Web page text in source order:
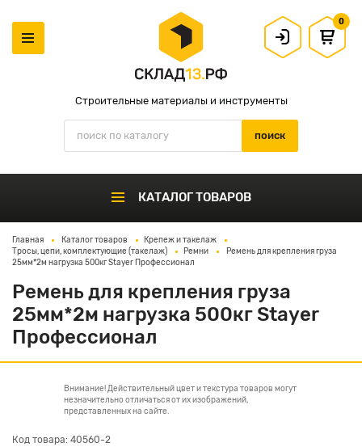
Строительные материалы и инструменты
0
КАТАЛОГ ТОВАРОВ
Главная Каталог товаров
Крепеж и такелаж
Тросы, цепи, комплектующие (такелаж)
Ремни
Ремень для крепления груза
25мм*2м нагрузка 500кг Stayer Профессионал
Ремень для крепления груза
25мм*2м нагрузка 500кг Stayer
Профессионал
Внимание! Действительный цвет и текстура товаров могут
незначительно отличаться от их изображений,
представленных на сайте.
Код товара: 40560-2